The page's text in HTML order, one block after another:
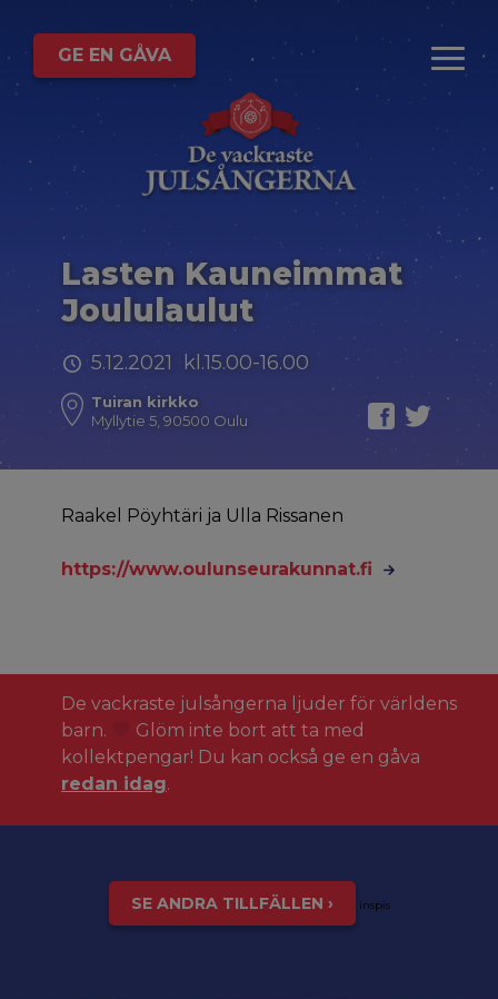
GE EN GÅVA
Lasten Kauneimmat
Joululaulut
5.12.2021 kl.15.00-16.00
Tuiran kirkko
Myllytie 5, 90500 Oulu
Raakel Pöyhtäri ja Ulla Rissanen
https://www.oulunseurakunnat.fi
De vackraste julsångerna ljuder för världens
barn.
Glöm inte bort att ta med
kollektpengar! Du kan också ge en gåva
redan idag.
SE ANDRA TILLFÄLLEN › inspis